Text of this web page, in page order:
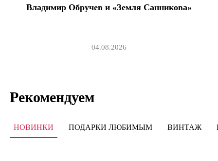
Владимир Обручев и «Земля Санникова»
04.08.2026
Рекомендуем
НОВИНКИ ПОДАРКИ ЛЮБИМЫМ ВИНТАЖ